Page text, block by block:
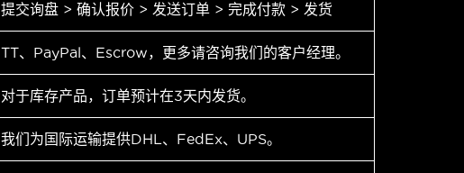
提交询盘 > 确认报价 > 发送订单 > 完成付款 > 发货
TT、PayPal、Escrow，更多请咨询我们的客户经理。
对于库存产品，订单预计在3天内发货。
我们为国际运输提供DHL、FedEx、UPS。